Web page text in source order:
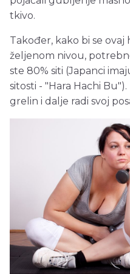
tkivo.
Također, kako bi se
željenom nivou,
ste 80% siti (Japanci
sitosti - "Hara Hachi
grelin i dalje radi svoj